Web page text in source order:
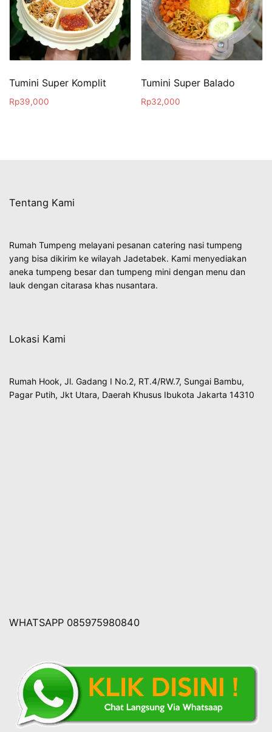
Tumini Super Komplit
Rp39,000
Tumini Super Balado
Rp32,000
Tentang Kami
Rumah Tumpeng melayani pesanan catering nasi tumpeng
yang bisa dikirim ke wilayah Jadetabek. Kami menyediakan
aneka tumpeng besar dan tumpeng mini dengan menu dan
lauk dengan citarasa khas nusantara.
Lokasi Kami
Rumah Hook, Jl. Gadang I No.2, RT.4/RW.7, Sungai Bambu,
Pagar Putih, Jkt Utara, Daerah Khusus Ibukota Jakarta 14310
WHATSAPP 085975980840